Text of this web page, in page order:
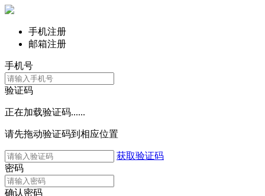
手机注册
邮箱注册
手机号
验证码
正在加载验证码......
请先拖动验证码到相应位置
获取验证码
密码
确认密码